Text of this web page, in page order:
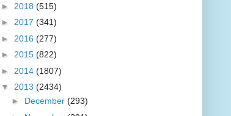
► 2018 (515)
► 2017 (341)
► 2016 (277)
► 2015 (822)
► 2014 (1807)
▼ 2013 (2434)
► December (293)